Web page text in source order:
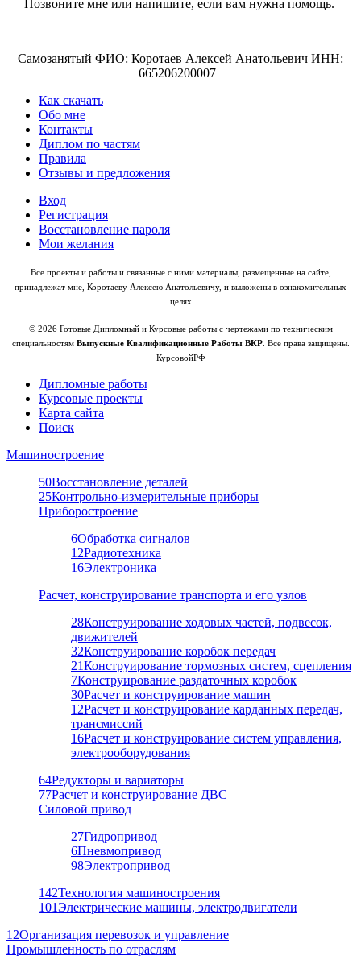
Позвоните мне или напишите, если вам нужна помощь.
Самозанятый ФИО: Коротаев Алексей Анатольевич ИНН:
665206200007
Как скачать
Обо мне
Контакты
Диплом по частям
Правила
Отзывы и предложения
Вход
Регистрация
Восстановление пароля
Мои желания
Все проекты и работы и связанные с ними материалы, размещенные на сайте,
принадлежат мне, Коротаеву Алексею Анатольевичу, и выложены в ознакомительных
целях
© 2026 Готовые Дипломный и Курсовые работы с чертежами по техническим
специальностям Выпускные Квалификационные Работы ВКР. Все права защищены.
КурсовойРФ
Дипломные работы
Курсовые проекты
Карта сайта
Поиск
Машиностроение
50Восстановление деталей
25Контрольно-измерительные приборы
Приборостроение
6Обработка сигналов
12Радиотехника
16Электроника
Расчет, конструирование транспорта и его узлов
28Конструирование ходовых частей, подвесок,
движителей
32Конструирование коробок передач
21Конструирование тормозных систем, сцепления
7Конструирование раздаточных коробок
30Расчет и конструирование машин
12Расчет и конструирование карданных передач,
трансмиссий
16Расчет и конструирование систем управления,
электрооборудования
64Редукторы и вариаторы
77Расчет и конструирование ДВС
Силовой привод
27Гидропривод
6Пневмопривод
98Электропривод
142Технология машиностроения
101Электрические машины, электродвигатели
12Организация перевозок и управление
Промышленность по отраслям